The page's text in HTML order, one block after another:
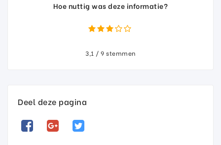
Hoe nuttig was deze informatie?
3,1 / 9 stemmen
Deel deze pagina